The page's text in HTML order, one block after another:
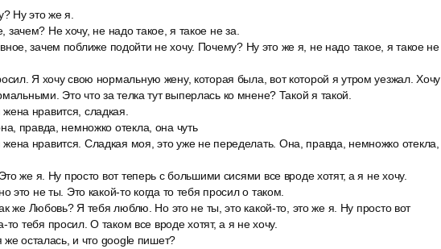
Ну это же я.
зачем? Не хочу, не надо такое, я такое не за.
зачем поближе подойти не хочу. Почему? Ну это же я, не надо такое, я такое не
Я хочу свою нормальную жену, которая была, вот которой я утром уезжал. Хочу
Это что за телка тут выперлась ко мнене? Такой я такой.
нравится, сладкая.
правда, немножко отекла, она чуть
нравится. Сладкая моя, это уже не переделать. Она, правда, немножко отекла,
же я. Ну просто вот теперь с большими сисями все вроде хотят, а я не хочу.
не ты. Это какой-то когда то тебя просил о таком.
же Любовь? Я тебя люблю. Но это не ты, это какой-то, это же я. Ну просто вот
тебя просил. О таком все вроде хотят, а я не хочу.
же осталась, и что google пишет?